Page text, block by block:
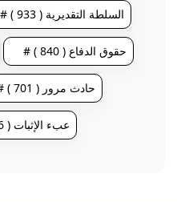
# السلطة التقديرية ( 933 )
# حقوق الدفاع ( 840 )
# حادث مرور ( 701 )
# عبء الإثبات ( 646 )